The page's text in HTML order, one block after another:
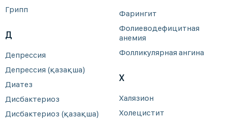
Грипп
Д
Депрессия
Депрессия (қазақша)
Диатез
Дисбактериоз
Дисбактериоз (қазақша)
Фарингит
Фолиеводефицитная
анемия
Фолликулярная ангина
Х
Халязион
Холецистит